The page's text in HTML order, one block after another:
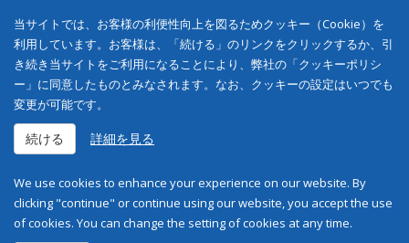
当サイトでは、お客様の利便性向上を図るためクッキー（Cookie）を
利用しています。お客様は、「続ける」のリンクをクリックするか、引
き続き当サイトをご利用になることにより、弊社の「クッキーポリシ
ー」に同意したものとみなされます。なお、クッキーの設定はいつでも
変更が可能です。
続ける 詳細を見る
We use cookies to enhance your experience on our website. By
clicking "continue" or continue using our website, you accept the use
of cookies. You can change the setting of cookies at any time.